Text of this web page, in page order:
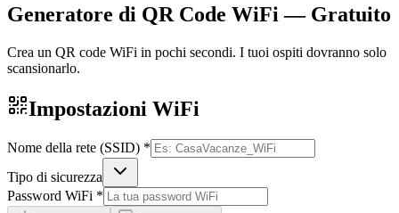
Generatore di QR Code WiFi — Gratuito
Crea un QR code WiFi in pochi secondi. I tuoi ospiti dovranno solo
scansionarlo.
Impostazioni WiFi
Nome della rete (SSID) *
Tipo di sicurezza
Password WiFi *